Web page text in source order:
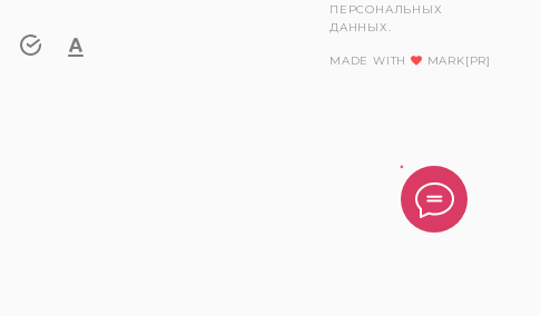
ПЕРСОНАЛЬНЫХ
ДАННЫХ.
MADE WITH MARK[PR]